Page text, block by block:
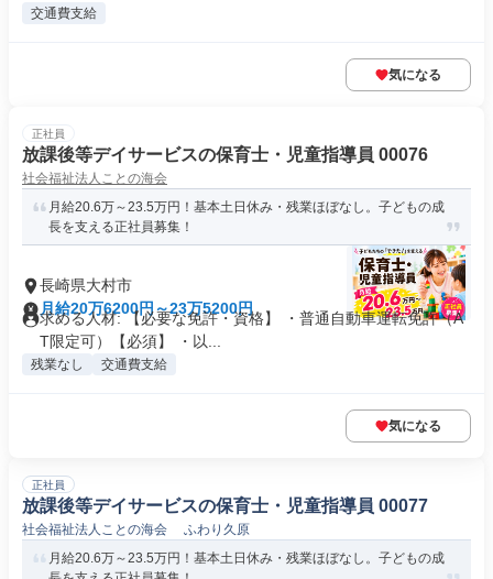
交通費支給
気になる
正社員
放課後等デイサービスの保育士・児童指導員 00076
社会福祉法人ことの海会
月給20.6万～23.5万円！基本土日休み・残業ほぼなし。子どもの成
長を支える正社員募集！
長崎県大村市
月給20万6200円～23万5200円
求める人材: 【必要な免許・資格】 ・普通自動車運転免許（A
T限定可）【必須】 ・以...
残業なし 交通費支給
気になる
正社員
放課後等デイサービスの保育士・児童指導員 00077
社会福祉法人ことの海会 ふわり久原
月給20.6万～23.5万円！基本土日休み・残業ほぼなし。子どもの成